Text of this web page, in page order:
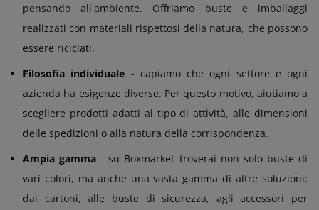
pensando all'ambiente. Offriamo buste e imballaggi
realizzati con materiali rispettosi della natura, che possono
essere riciclati.
Filosofia individuale - capiamo che ogni settore e ogni
azienda ha esigenze diverse. Per questo motivo, aiutiamo a
scegliere prodotti adatti al tipo di attività, alle dimensioni
delle spedizioni o alla natura della corrispondenza.
Ampia gamma - su Boxmarket troverai non solo buste di
vari colori, ma anche una vasta gamma di altre soluzioni:
dai cartoni, alle buste di sicurezza, agli accessori per